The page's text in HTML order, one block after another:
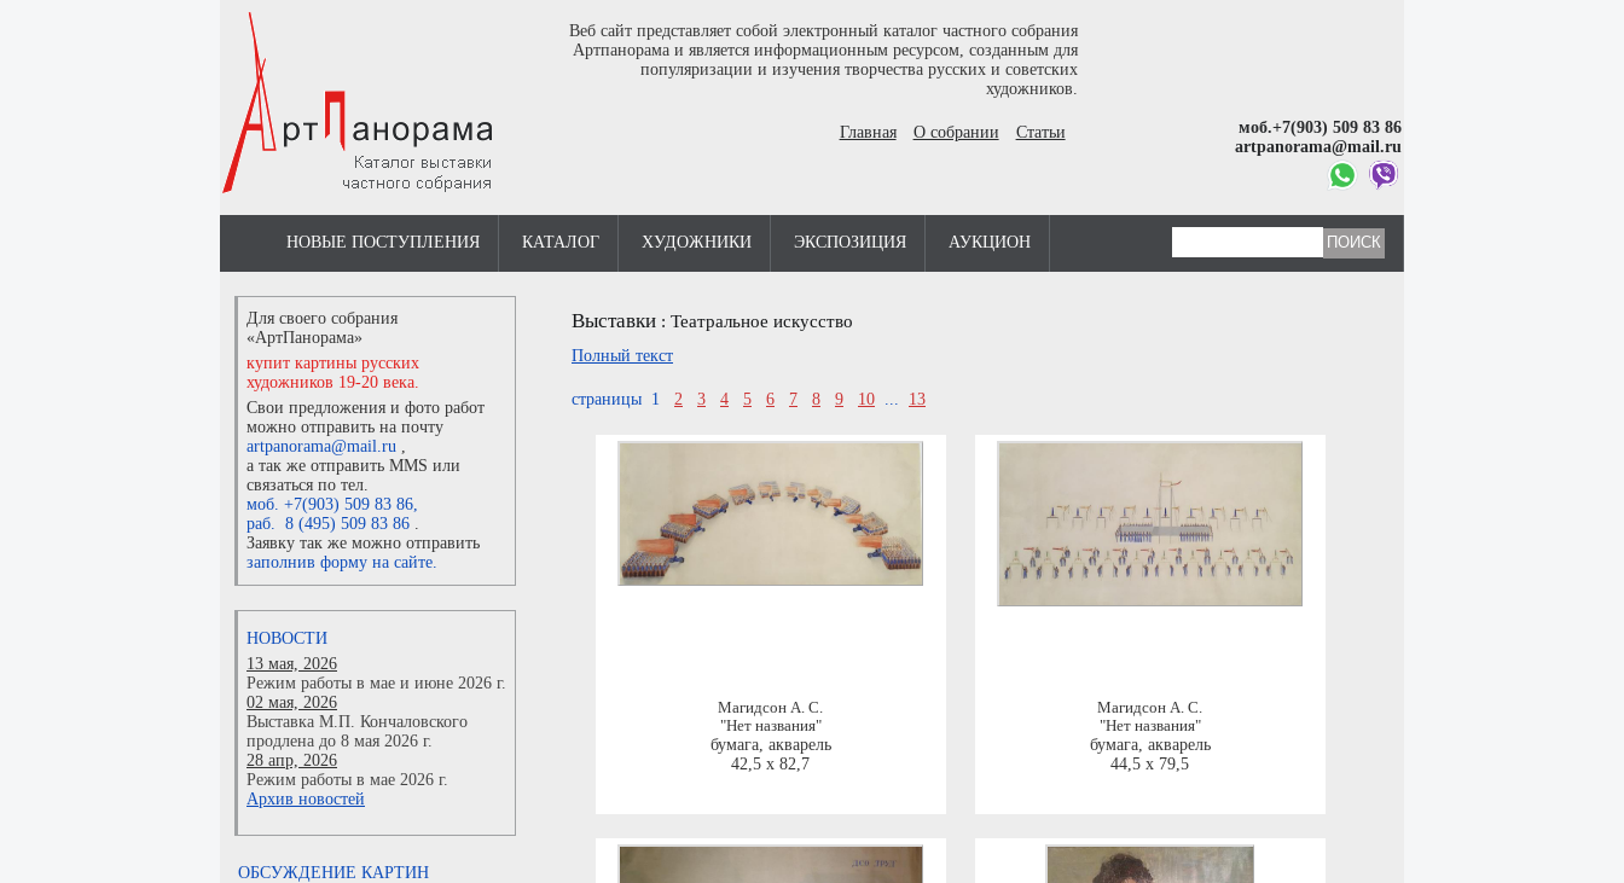
Веб сайт представляет собой электронный каталог частного собрания
Артпанорама и является информационным ресурсом, созданным для
популяризации и изучения творчества русских и советских
художников.
Главная О собрании Статьи
моб.+7(903) 509 83 86
artpanorama@mail.ru
НОВЫЕ ПОСТУПЛЕНИЯ КАТАЛОГ ХУДОЖНИКИ ЭКСПОЗИЦИЯ АУКЦИОН
Для своего собрания
«АртПанорама»
купит картины русских
художников 19-20 века.
Свои предложения и фото работ
можно отправить на почту
artpanorama@mail.ru ,
а так же отправить MMS или
связаться по тел.
моб. +7(903) 509 83 86,
раб. 8 (495) 509 83 86 .
Заявку так же можно отправить
заполнив форму на сайте.
НОВОСТИ
13 мая, 2026
Режим работы в мае и июне 2026 г.
02 мая, 2026
Выставка М.П. Кончаловского
продлена до 8 мая 2026 г.
28 апр, 2026
Режим работы в мае 2026 г.
Архив новостей
ОБСУЖДЕНИЕ КАРТИН
Выставки : Театральное искусство
Полный текст
страницы 1 2 3 4 5 6 7 8 9 10 ... 13
Магидсон А. С.
"Нет названия"
бумага, акварель
42,5 x 82,7
Магидсон А. С.
"Нет названия"
бумага, акварель
44,5 x 79,5